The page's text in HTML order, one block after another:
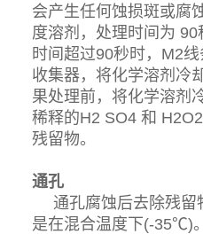
会产生任何蚀损斑或腐
度溶剂，处理时间为
时间超过90秒时，M2
收集器，将化学溶剂冷
果处理前，将化学溶剂
稀释的H2 SO4 和
残留物。
通孔
通孔腐蚀后去除残留
是在混合温度下(-35℃)